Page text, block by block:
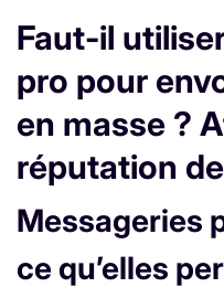
Faut-il
pro pour
en masse ?
réputation
Messageries
ce qu’elles